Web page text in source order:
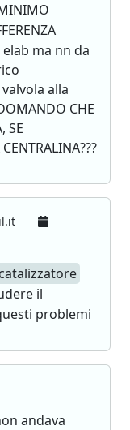
ma nn da
alla
CHE
SE
catalizzatore
il
problemi
andava